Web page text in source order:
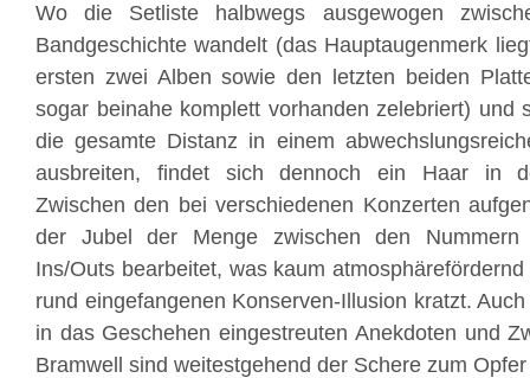
Wo die Setliste halbwegs ausgewogen
Bandgeschichte wandelt (das Hauptaugenmerk
ersten zwei Alben sowie den letzten beiden
sogar beinahe komplett vorhanden zelebriert) und
die gesamte Distanz in einem
ausbreiten, findet sich dennoch ein Haar in
Zwischen den bei verschiedenen Konzerten
der Jubel der Menge zwischen den Nummern
Ins/Outs bearbeitet, was kaum
rund eingefangenen Konserven-Illusion kratzt.
in das Geschehen eingestreuten Anekdoten und
Bramwell sind weitestgehend der Schere zum